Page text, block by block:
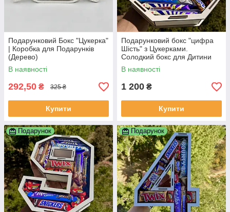
Подарунковий Бокс "Цукерка"
| Коробка для Подарунків
(Дерево)
В наявності
292,50 ₴ 325 ₴
Купити
Подарунковий бокс "цифра
Шість" з Цукерками.
Солодкий бокс для Дитини
В наявності
1 200 ₴
Купити
Подарунок Подарунок